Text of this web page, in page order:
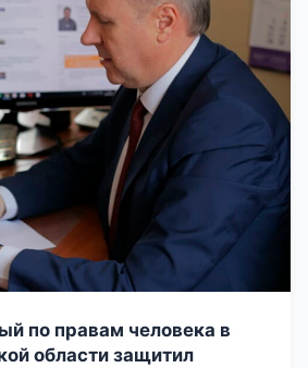
по правам человека в
области защитил